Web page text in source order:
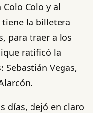
Colo y al
la billetera
para traer a los
ratificó la
Vegas,
días, dejó en claro